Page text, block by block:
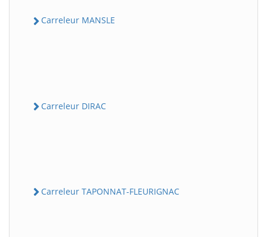
Carreleur MANSLE
Carreleur DIRAC
Carreleur TAPONNAT-FLEURIGNAC